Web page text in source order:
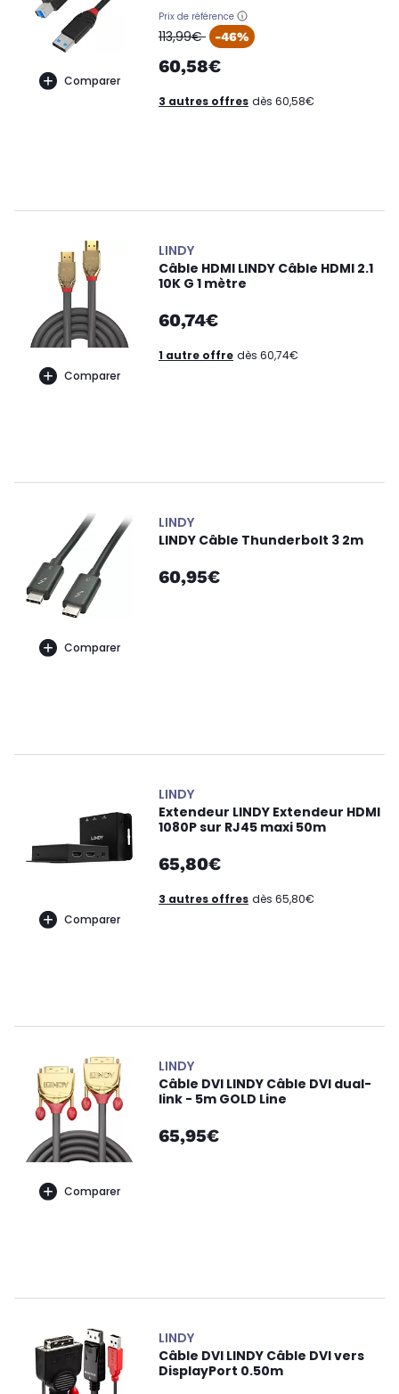
Comparer
Prix de référence
oldPrice
113,99€ -46%
60,58€
3 autres offres dès 60,58€
Comparer
LINDY
Câble HDMI LINDY Câble HDMI 2.1
10K G 1 mètre
60,74€
1 autre offre dès 60,74€
Comparer
LINDY
LINDY Câble Thunderbolt 3 2m
60,95€
Comparer
LINDY
Extendeur LINDY Extendeur HDMI
1080P sur RJ45 maxi 50m
65,80€
3 autres offres dès 65,80€
Comparer
LINDY
Câble DVI LINDY Câble DVI dual-
link - 5m GOLD Line
65,95€
LINDY
Câble DVI LINDY Câble DVI vers
DisplayPort 0.50m